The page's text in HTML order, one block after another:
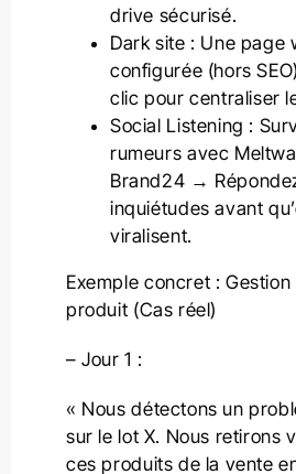
drive sécurisé.
Dark site : Une page
configurée (hors
clic pour centraliser
Social Listening :
rumeurs avec
Brand24 →
inquiétudes avant
viralisent.
Exemple concret :
produit (Cas réel)
– Jour 1 :
« Nous détectons un
sur le lot X. Nous retirons
ces produits de la vente